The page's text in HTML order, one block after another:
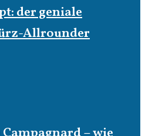
der geniale
Allrounder